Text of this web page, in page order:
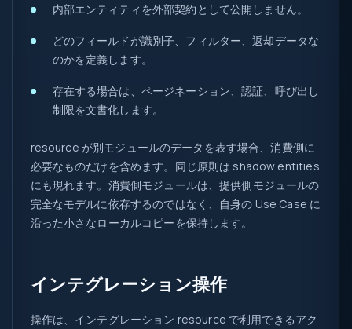
内部エンティティを外部契約として公開しません。
どのフィールドが識別子、フィルター、返却データな
のかを定義します。
存在する場合は、ページネーション、認証、呼び出し
制限を文書化します。
resource が別モジュールのデータを表す場合、消費側に
必要なものだけを含めます。同じ原則は shadow entities
にも現れます。消費側モジュールは、提供側モジュールの
完全なモデルに依存するのではなく、自身の Use Case に
沿った小さなローカルコピーを保持します。
インテグレーション操作
操作は、インテグレーション resource で利用できるアク